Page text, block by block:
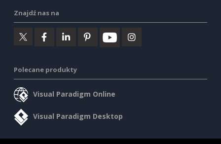
Znajdź nas na
Polecane produkty
Visual Paradigm Online
Visual Paradigm Desktop